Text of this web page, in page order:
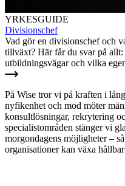
YRKESGUIDE
Divisionschef
Vad gör en divisionschef och
tillväxt? Här får du svar på
utbildningsvägar och vilka
På Wise tror vi på kraften i
nyfikenhet och mod möter
konsultlösningar, rekrytering
specialistområden stänger vi
morgondagens möjligheter –
organisationer kan växa